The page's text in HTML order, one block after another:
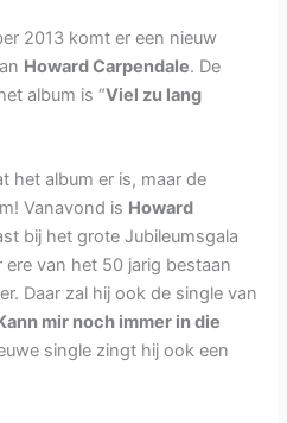
2013 komt er een nieuw
Howard Carpendale. De
album is “Viel zu lang
het album er is, maar de
Vanavond is Howard
bij het grote Jubileumsgala
ere van het 50 jarig bestaan
Daar zal hij ook de single van
mir noch immer in die
single zingt hij ook een